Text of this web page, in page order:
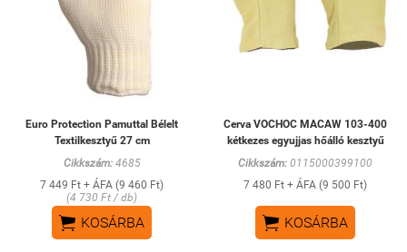
Euro Protection Pamuttal Bélelt
Textilkesztyű 27 cm
Cikkszám:4685
7 449 Ft + ÁFA (9 460 Ft)
(4 730 Ft / db)
 KOSÁRBA
Cerva VOCHOC MACAW 103-400
kétkezes egyujjas hőálló kesztyű
Cikkszám: 0115000399100
7 480 Ft + ÁFA (9 500 Ft)
 KOSÁRBA